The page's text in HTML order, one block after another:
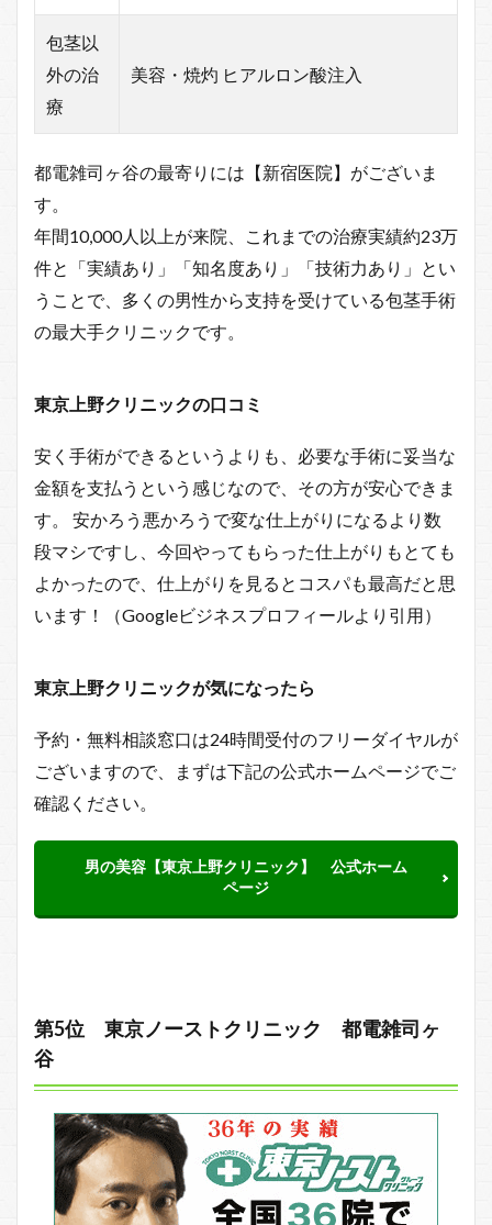
包茎以
外の治
療
美容・焼灼 ヒアルロン酸注入
都電雑司ヶ谷の最寄りには【新宿医院】がございま
す。
年間10,000人以上が来院、これまでの治療実績約23万
件と「実績あり」「知名度あり」「技術力あり」とい
うことで、多くの男性から支持を受けている包茎手術
の最大手クリニックです。
東京上野クリニックの口コミ
安く手術ができるというよりも、必要な手術に妥当な
金額を支払うという感じなので、その方が安心できま
す。 安かろう悪かろうで変な仕上がりになるより数
段マシですし、今回やってもらった仕上がりもとても
よかったので、仕上がりを見るとコスパも最高だと思
います！（Googleビジネスプロフィールより引用）
東京上野クリニックが気になったら
予約・無料相談窓口は24時間受付のフリーダイヤルが
ございますので、まずは下記の公式ホームページでご
確認ください。
男の美容【東京上野クリニック】 公式ホーム
ページ
第5位 東京ノーストクリニック 都電雑司ヶ
谷